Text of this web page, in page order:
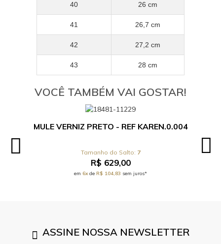
40 26 cm
41 26,7 cm
42 27,2 cm
43 28 cm
VOCÊ TAMBÉM VAI GOSTAR!
MULE VERNIZ PRETO - REF KAREN.0.004
7
R$ 629,00
em 6xde R$ 104,83 sem juros*
ASSINE NOSSA NEWSLETTER